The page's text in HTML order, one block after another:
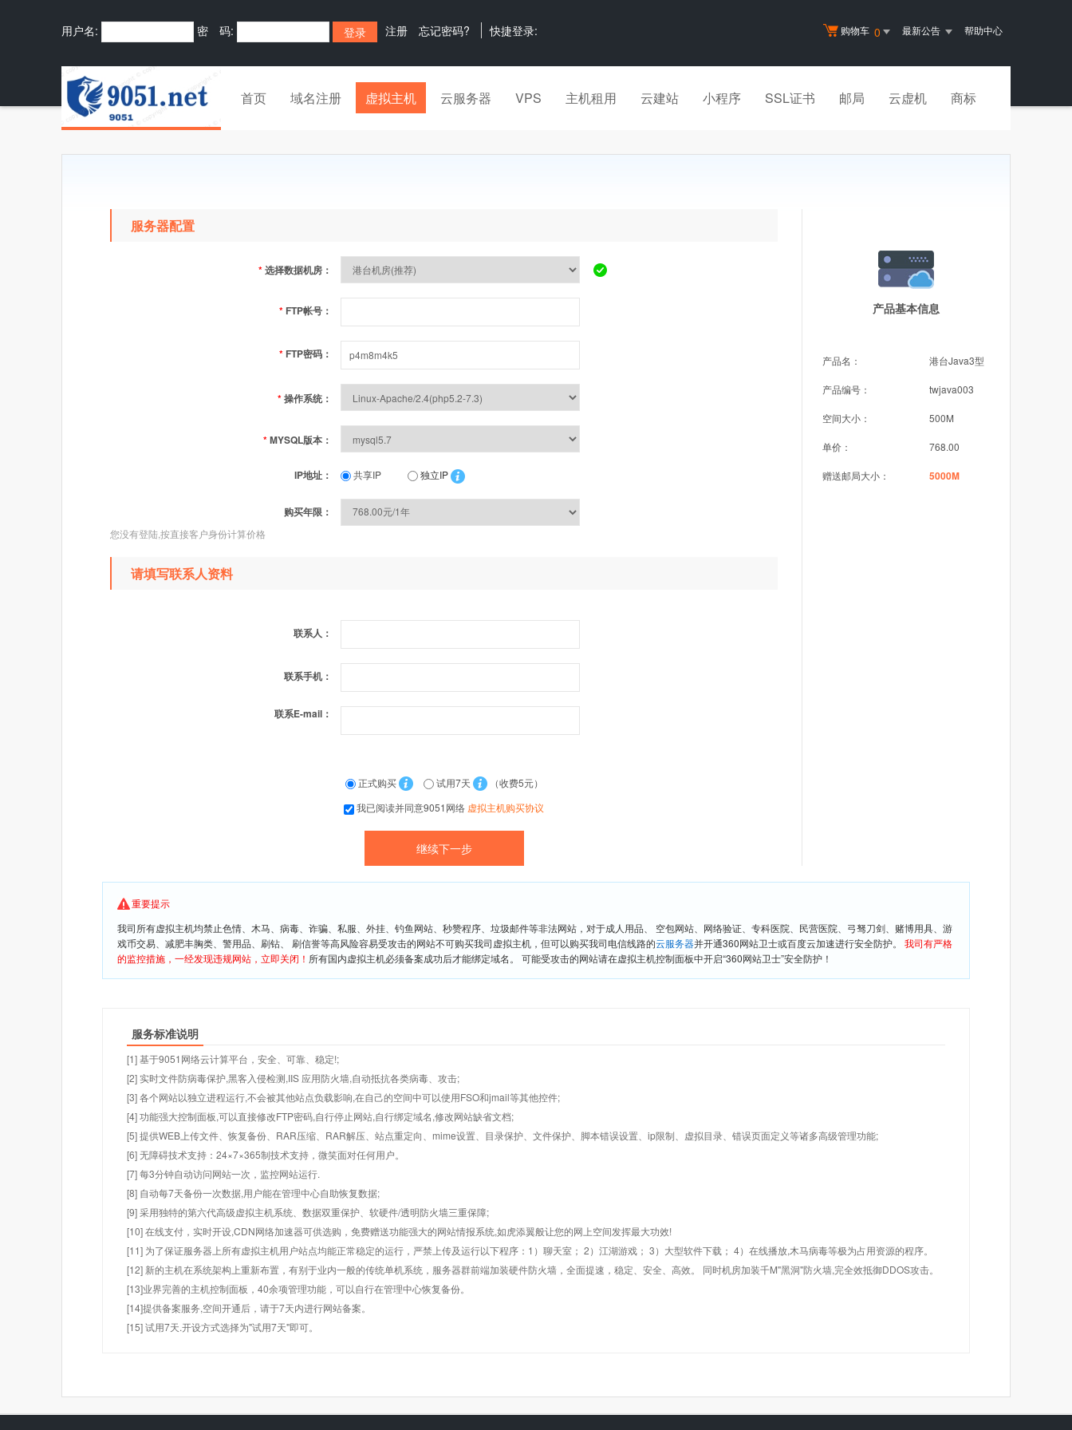
购物车 0 最新公告 帮助中心
用户名: 密 码: 注册 忘记密码? 快捷登录:
首页 域名注册 虚拟主机 云服务器 VPS 主机租用 云建站 小程序 SSL证书 邮局 云虚机 商标
产品基本信息
产品名： 港台Java3型
产品编号： twjava003
空间大小： 500M
单价： 768.00
赠送邮局大小： 5000M
服务器配置
*选择数据机房：
* FTP帐号：
* FTP密码：
*操作系统：
*MYSQL版本：
IP地址： 共享IP 独立IP
购买年限：
您没有登陆,按直接客户身份计算价格
请填写联系人资料
联系人：
联系手机：
联系E-mail：
正式购买 试用7天
（收费5元）
我已阅读并同意9051网络 虚拟主机购买协议
重要提示
我司所有虚拟主机均禁止色情、木马、病毒、诈骗、私服、外挂、钓鱼网站、秒赞程序、垃圾邮件等非法网站，对于成人用品、 空包网站、网络验证、专科医院、民营医院、弓驽刀剑、赌博用具、游
戏币交易、减肥丰胸类、警用品、刷钻、 刷信誉等高风险容易受攻击的网站不可购买我司虚拟主机，但可以购买我司电信线路的云服务器并开通360网站卫士或百度云加速进行安全防护。 我司有严格
的监控措施，一经发现违规网站，立即关闭！ 所有国内虚拟主机必须备案成功后才能绑定域名。 可能受攻击的网站请在虚拟主机控制面板中开启“360网站卫士”安全防护！
服务标准说明
[1] 基于9051网络云计算平台，安全、可靠、稳定!;
[2] 实时文件防病毒保护,黑客入侵检测,IIS 应用防火墙,自动抵抗各类病毒、攻击;
[3] 各个网站以独立进程运行,不会被其他站点负载影响,在自己的空间中可以使用FSO和jmail等其他控件;
[4] 功能强大控制面板,可以直接修改FTP密码,自行停止网站,自行绑定域名,修改网站缺省文档;
[5] 提供WEB上传文件、恢复备份、RAR压缩、RAR解压、站点重定向、mime设置、目录保护、文件保护、脚本错误设置、ip限制、虚拟目录、错误页面定义等诸多高级管理功能;
[6] 无障碍技术支持：24×7×365制技术支持，微笑面对任何用户。
[7] 每3分钟自动访问网站一次，监控网站运行.
[8] 自动每7天备份一次数据,用户能在管理中心自助恢复数据;
[9] 采用独特的第六代高级虚拟主机系统、数据双重保护、软硬件/透明防火墙三重保障;
[10] 在线支付，实时开设,CDN网络加速器可供选购，免费赠送功能强大的网站情报系统,如虎添翼般让您的网上空间发挥最大功效!
[11] 为了保证服务器上所有虚拟主机用户站点均能正常稳定的运行，严禁上传及运行以下程序：1）聊天室； 2）江湖游戏； 3）大型软件下载； 4）在线播放,木马病毒等极为占用资源的程序。
[12] 新的主机在系统架构上重新布置，有别于业内一般的传统单机系统，服务器群前端加装硬件防火墙，全面提速，稳定、安全、高效。 同时机房加装千M"黑洞"防火墙,完全效抵御DDOS攻击。
[13]业界完善的主机控制面板，40余项管理功能，可以自行在管理中心恢复备份。
[14]提供备案服务,空间开通后，请于7天内进行网站备案。
[15] 试用7天.开设方式选择为"试用7天"即可。